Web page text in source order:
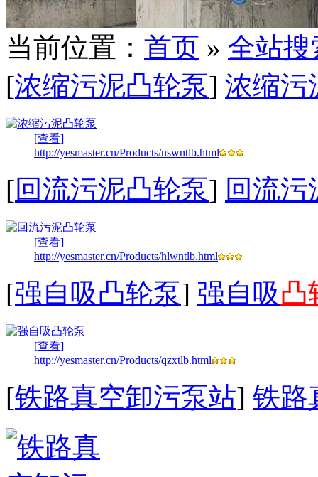
当前位置： 首页 » 全站搜
[浓缩污泥凸轮泵] 浓缩污
[查看]
http://yesmaster.cn/Products/nswntlb.html
[回流污泥凸轮泵] 回流污
[查看]
http://yesmaster.cn/Products/hlwntlb.html
[强自吸凸轮泵] 强自吸凸
[查看]
http://yesmaster.cn/Products/qzxtlb.html
[铁路真空卸污泵站] 铁路